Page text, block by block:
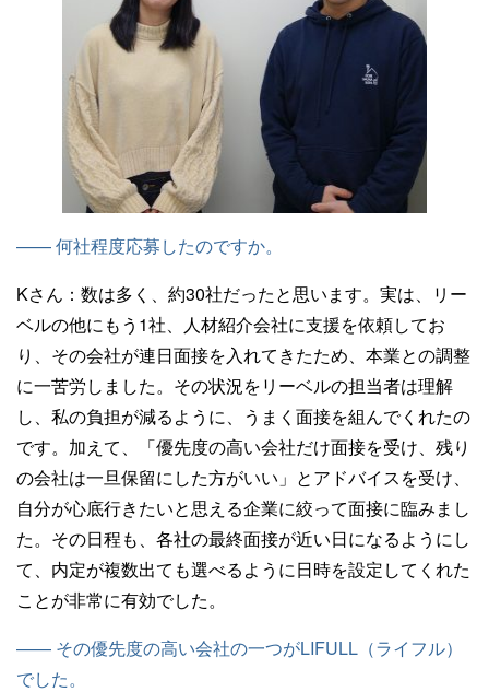
—— 何社程度応募したのですか。
Kさん： 数は多く、約30社だったと思います。実は、リー
ベルの他にもう1社、人材紹介会社に支援を依頼してお
り、その会社が連日面接を入れてきたため、本業との調整
に一苦労しました。その状況をリーベルの担当者は理解
し、私の負担が減るように、うまく面接を組んでくれたの
です。加えて、「優先度の高い会社だけ面接を受け、残り
の会社は一旦保留にした方がいい」とアドバイスを受け、
自分が心底行きたいと思える企業に絞って面接に臨みまし
た。その日程も、各社の最終面接が近い日になるようにし
て、内定が複数出ても選べるように日時を設定してくれた
ことが非常に有効でした。
—— その優先度の高い会社の一つがLIFULL（ライフル）
でした。